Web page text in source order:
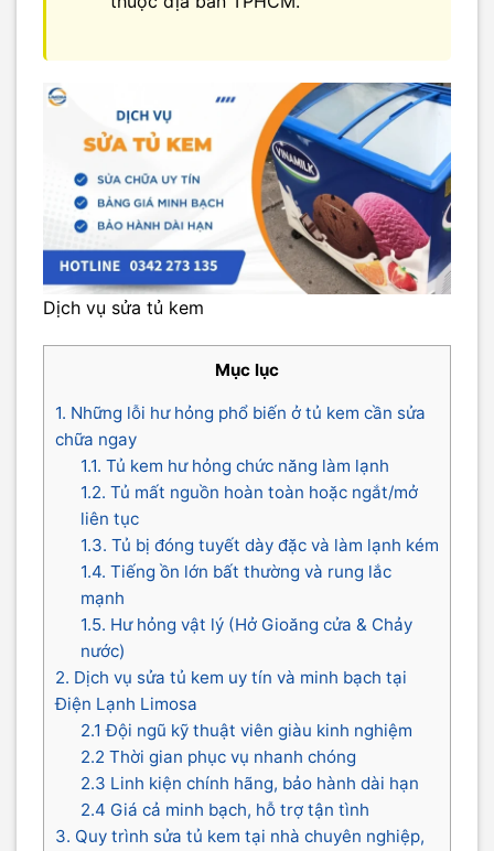
Dịch vụ sửa tủ kem
Mục lục
1. Những lỗi hư hỏng phổ biến ở tủ kem cần sửa
chữa ngay
1.1. Tủ kem hư hỏng chức năng làm lạnh
1.2. Tủ mất nguồn hoàn toàn hoặc ngắt/mở
liên tục
1.3. Tủ bị đóng tuyết dày đặc và làm lạnh kém
1.4. Tiếng ồn lớn bất thường và rung lắc
mạnh
1.5. Hư hỏng vật lý (Hở Gioăng cửa & Chảy
nước)
2. Dịch vụ sửa tủ kem uy tín và minh bạch tại
Điện Lạnh Limosa
2.1 Đội ngũ kỹ thuật viên giàu kinh nghiệm
2.2 Thời gian phục vụ nhanh chóng
2.3 Linh kiện chính hãng, bảo hành dài hạn
2.4 Giá cả minh bạch, hỗ trợ tận tình
3. Quy trình sửa tủ kem tại nhà chuyên nghiệp,